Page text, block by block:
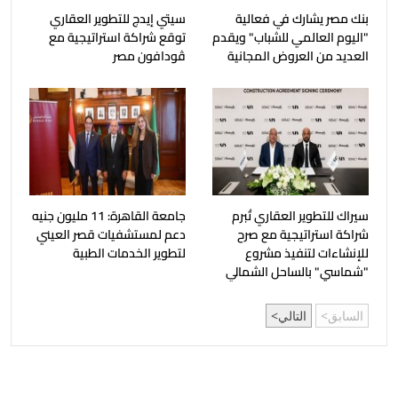
بنك مصر يشارك في فعالية
"اليوم العالمي للشباب" ويقدم
العديد من العروض المجانية
سيتي إيدج للتطوير العقاري
توقع شراكة استراتيجية مع
ڤودافون مصر
سيراك للتطوير العقاري تُبرم
شراكة استراتيجية مع صرح
للإنشاءات لتنفيذ مشروع
"شماسي" بالساحل الشمالي
جامعة القاهرة: 11 مليون جنيه
دعم لمستشفيات قصر العيني
لتطوير الخدمات الطبية
السابق التالي